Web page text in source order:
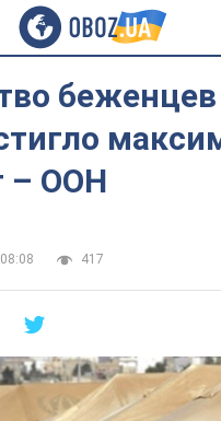
беженцев
– ООН
417